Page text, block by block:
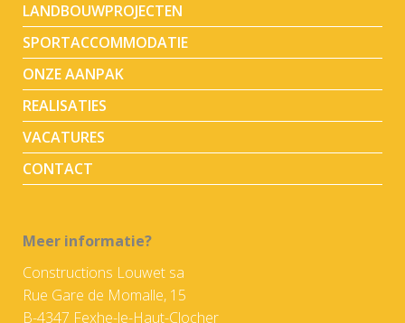
LANDBOUWPROJECTEN
SPORTACCOMMODATIE
ONZE AANPAK
REALISATIES
VACATURES
CONTACT
Meer informatie?
Constructions Louwet sa
Rue Gare de Momalle, 15
B-4347 Fexhe-le-Haut-Clocher